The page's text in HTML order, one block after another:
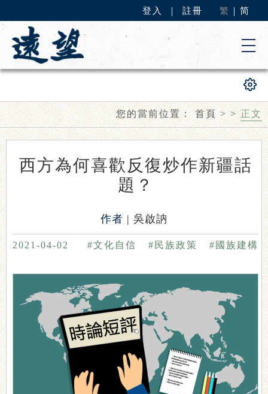
登入 註冊 繁 简
您的當前位置：首頁>>正文
西方為何喜歡反復炒作新疆話
題？
作者 | 吳啟訥
2021-04-02 #國族建構
#民族政策
#文化自信